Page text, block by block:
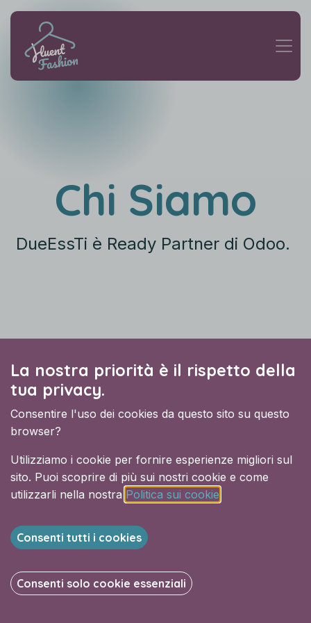
Chi Siamo
DueEssTi è Ready Partner di Odoo.
nell’utilizzo diOdoo Enterprise
La nostra priorità è il rispetto della
tua privacy.
Consentire l'uso dei cookies da questo sito su questo
browser?
Utilizziamo i cookie per fornire esperienze migliori sul
sito. Puoi scoprire di più sui nostri cookie e come
utilizzarli nella nostra Politica sui cookie
Consenti tutti i cookies
Consenti solo cookie essenziali